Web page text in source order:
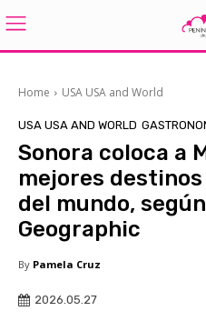
Home USA USA and World
USA USA AND WORLD
Sonora coloca a
mejores
del mundo,
Geographic
By Pamela Cruz
2026.05.27